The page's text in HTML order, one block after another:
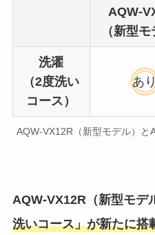
AQW-
（新型モ
洗濯
（2度洗い
コース）
あ
AQW-VX12R（新型モデル）と
AQW-VX12R（新型モデ
洗いコース」が新たに搭